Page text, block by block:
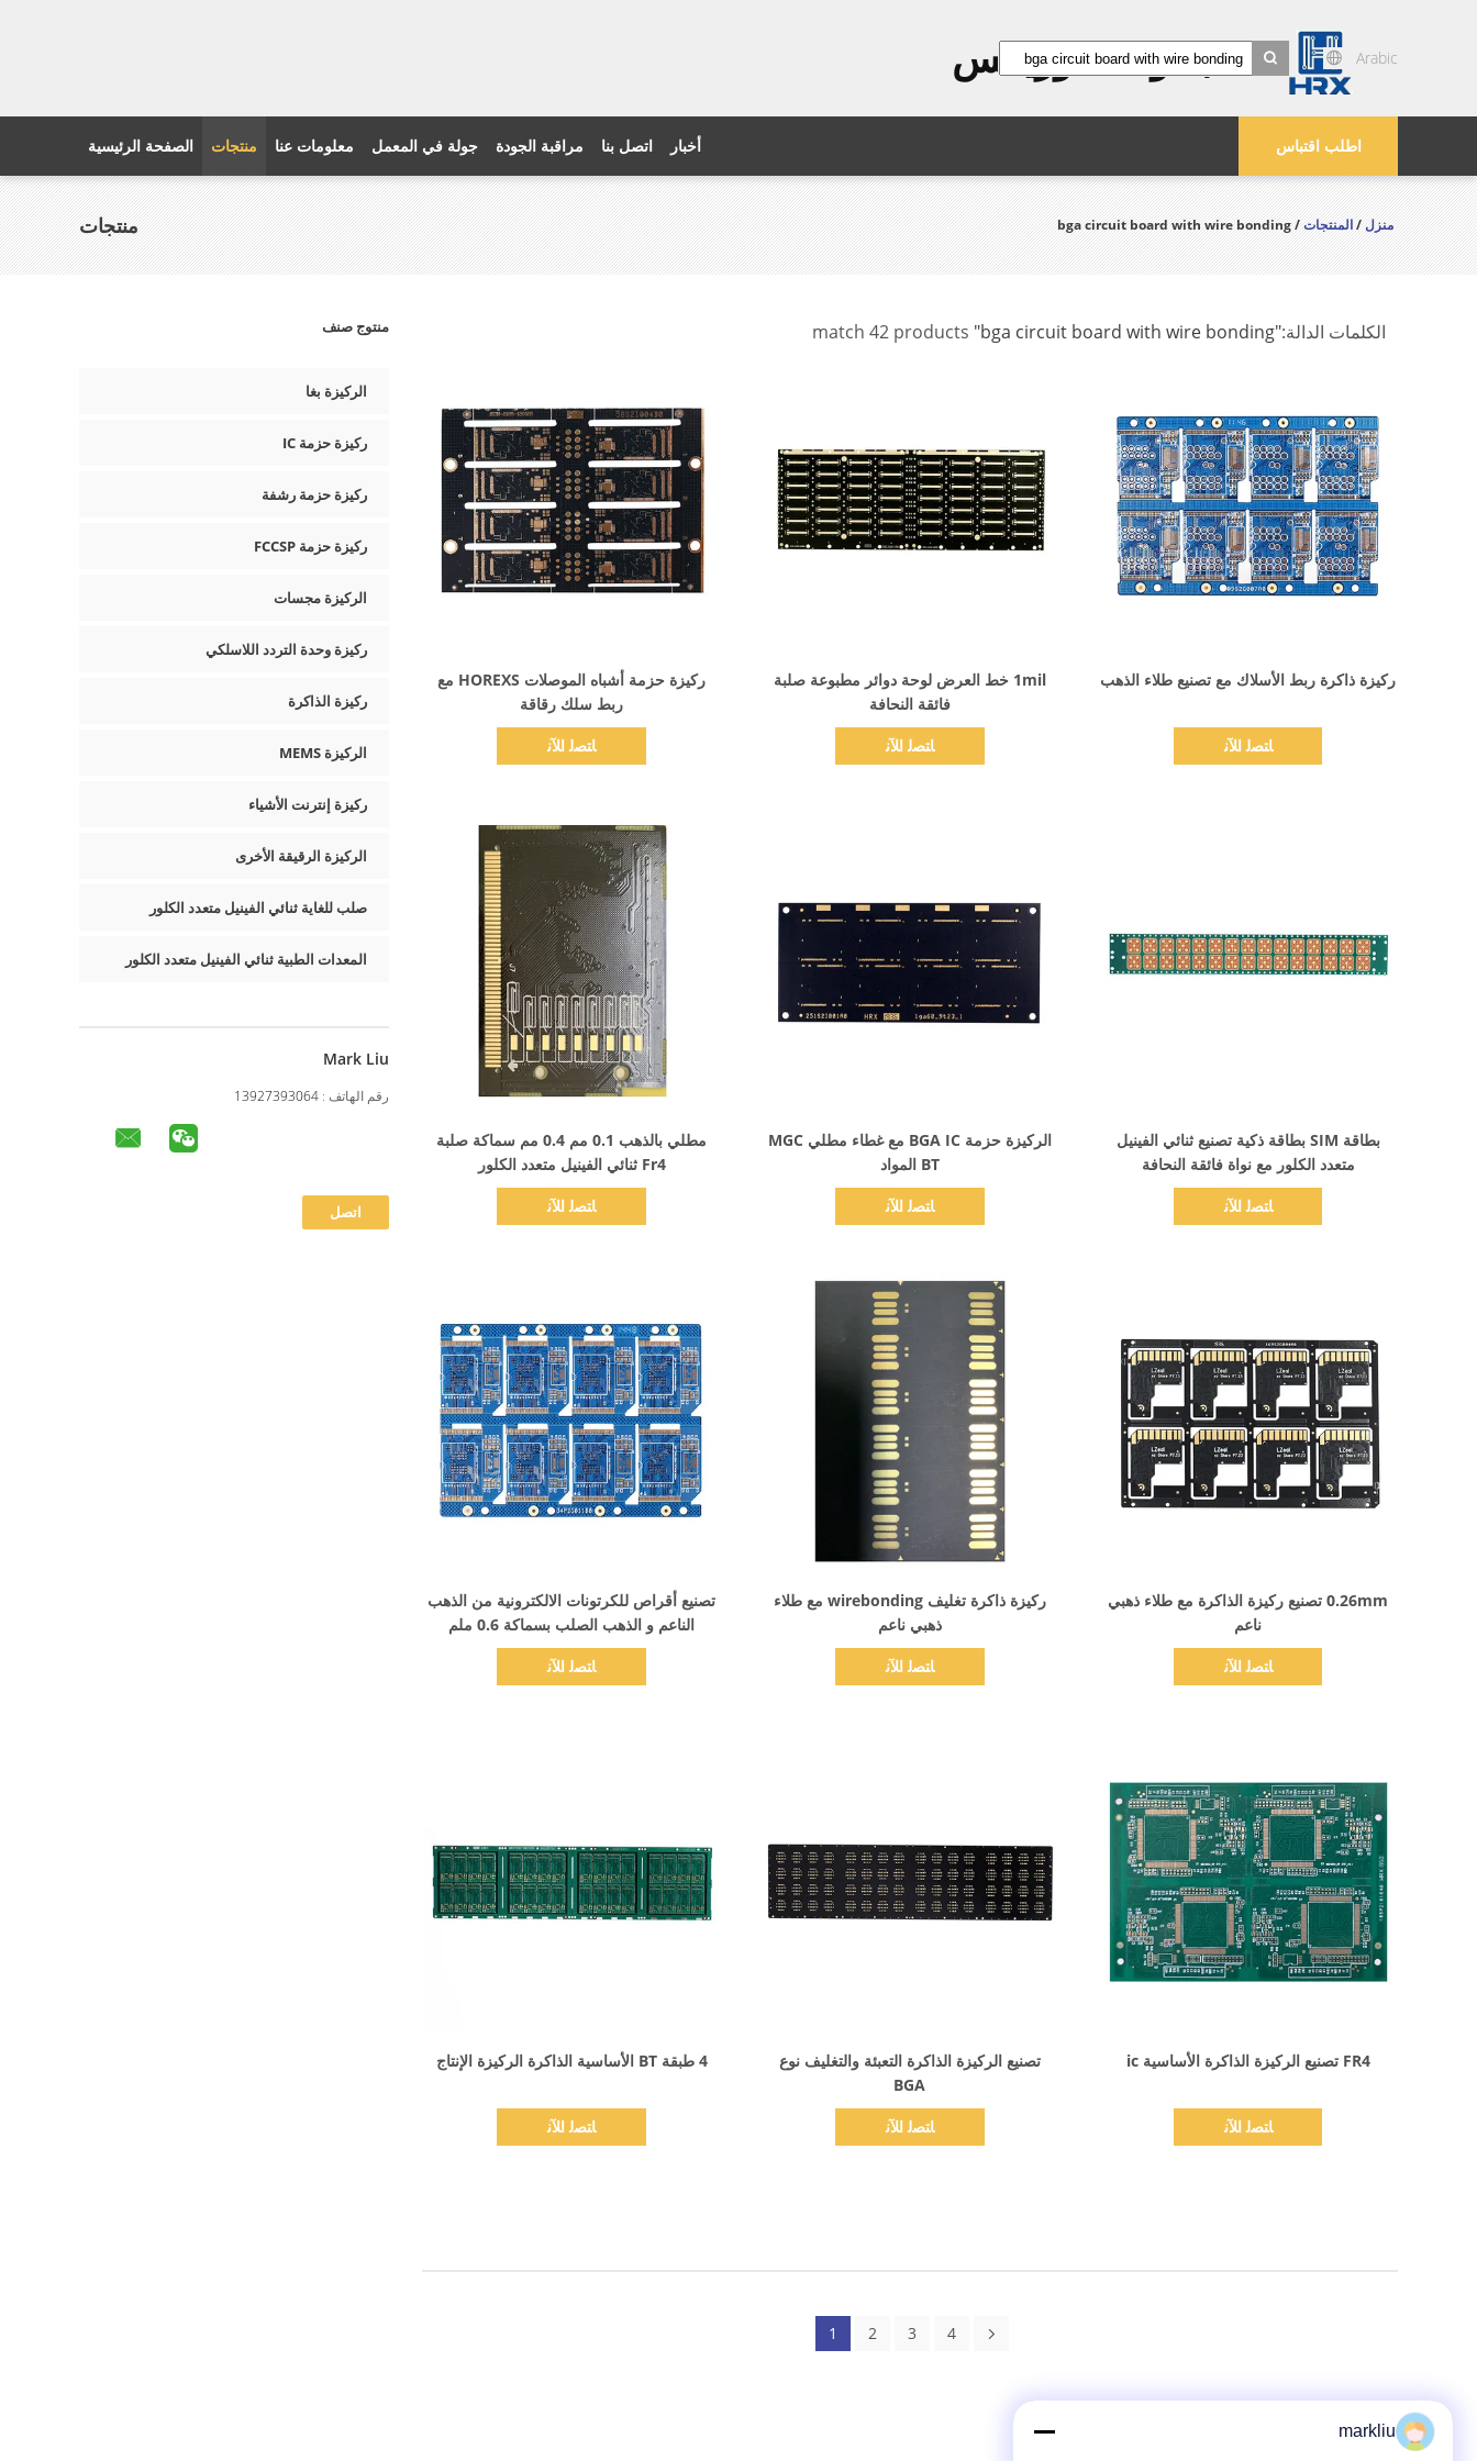
مجموعة هوريكس Arabic
اطلب اقتباس الصفحة الرئيسية منتجات معلومات عنا جولة في المعمل مراقبة الجودة اتصل بنا أخبار
منتجات منزل/المنتجات/ bga circuit board with wire bonding
منتوج صنف
الركيزة بغا
ركيزة حزمة IC
ركيزة حزمة رشفة
ركيزة حزمة FCCSP
الركيزة مجسات
ركيزة وحدة التردد اللاسلكي
ركيزة الذاكرة
الركيزة MEMS
ركيزة إنترنت الأشياء
الركيزة الرقيقة الأخرى
صلب للغاية ثنائي الفينيل متعدد الكلور
المعدات الطبية ثنائي الفينيل متعدد الكلور
Mark Liu
رقم الهاتف :
الكلمات الدالة:"bga circuit board with wire bonding"
اظهر التفاصيل
ركيزة حزمة أشباه الموصلات HOREXS مع
ربط سلك رقاقة
ﺎﺘﺼﻟ ﺍﻶﻧ
1mil خط العرض لوحة دوائر مطبوعة صلبة
فائقة النحافة
ﺎﺘﺼﻟ ﺍﻶﻧ
اظهر التفاصيل
ركيزة ذاكرة ربط الأسلاك مع تصنيع طلاء الذهب
ﺎﺘﺼﻟ ﺍﻶﻧ
مطلي بالذهب 0.1 مم 0.4 مم سماكة صلبة
Fr4 ثنائي الفينيل متعدد الكلور
ﺎﺘﺼﻟ ﺍﻶﻧ
الركيزة حزمة BGA IC مع غطاء مطلي MGC
BT المواد
ﺎﺘﺼﻟ ﺍﻶﻧ
بطاقة SIM بطاقة ذكية تصنيع ثنائي الفينيل
متعدد الكلور مع نواة فائقة النحافة
ﺎﺘﺼﻟ ﺍﻶﻧ
تصنيع أقراص للكرتونات الالكترونية من الذهب
الناعم و الذهب الصلب بسماكة 0.6 ملم
ﺎﺘﺼﻟ ﺍﻶﻧ
ركيزة ذاكرة تغليف wirebonding مع طلاء
ذهبي ناعم
ﺎﺘﺼﻟ ﺍﻶﻧ
0.26mm تصنيع ركيزة الذاكرة مع طلاء ذهبي
ناعم
ﺎﺘﺼﻟ ﺍﻶﻧ
4 طبقة BT الأساسية الذاكرة الركيزة الإنتاج
ﺎﺘﺼﻟ ﺍﻶﻧ
تصنيع الركيزة الذاكرة التعبئة والتغليف نوع
BGA
ﺎﺘﺼﻟ ﺍﻶﻧ
FR4 تصنيع الركيزة الذاكرة الأساسية ic
ﺎﺘﺼﻟ ﺍﻶﻧ
1 2 3 4
markliu